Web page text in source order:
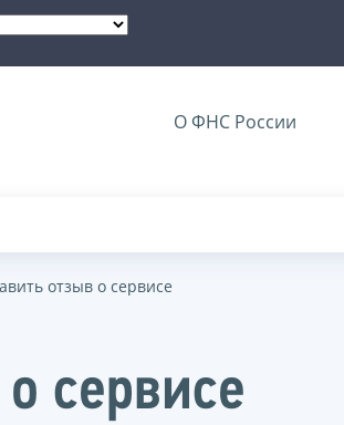
О ФНС России
отзыв о сервисе
сервисе